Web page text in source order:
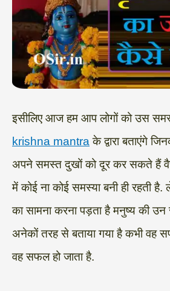
इसीलिए आज हम आप लोगों को उस
krishna mantraके द्वारा बताएंगे
अपने समस्त दुखों को दूर कर सकते हैं
में कोई ना कोई समस्या बनी ही रहती
का सामना करना पड़ता है मनुष्य की
अनेकों तरह से बताया गया है कभी वह
वह सफल हो जाता है.